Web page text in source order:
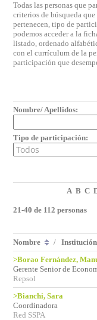
Todas las personas que
criterios de búsqueda
pertenecen, tipo de
podemos acceder a la
listado, ordenado
con el currículum de la
participación que
Nombre/ Apellidos:
Tipo de participación:
A B C
21-40 de 112 personas
Nombre / Institución
>Borao Fernández,
Gerente Senior de
Repsol
>Bianchi, Sara
Coordinadora
Red SSPA